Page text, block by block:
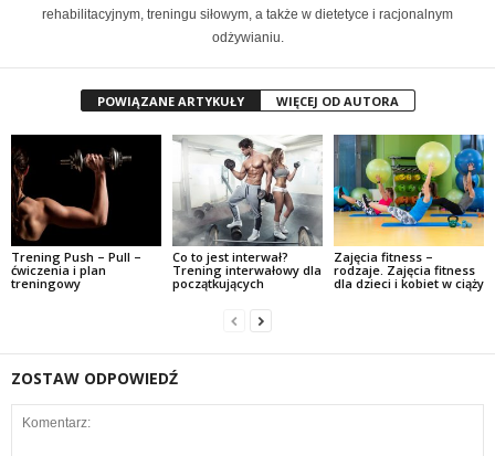
rehabilitacyjnym, treningu siłowym, a także w dietetyce i racjonalnym
odżywianiu.
POWIĄZANE ARTYKUŁY WIĘCEJ OD AUTORA
Trening Push – Pull –
ćwiczenia i plan
treningowy
Co to jest interwał?
Trening interwałowy dla
początkujących
Zajęcia fitness –
rodzaje. Zajęcia fitness
dla dzieci i kobiet w ciąży
ZOSTAW ODPOWIEDŹ